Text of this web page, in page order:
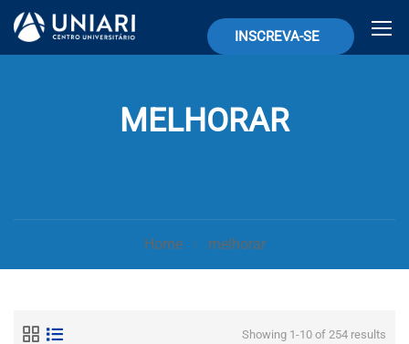
INSCREVA-SE
MELHORAR
Home melhorar
Showing 1-10 of 254 results